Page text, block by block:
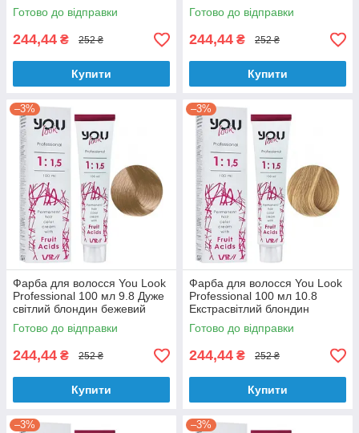
Готово до відправки
244,44 ₴ 252 ₴
Купити
Готово до відправки
244,44 ₴ 252 ₴
Купити
–3%
Фарба для волосся You Look
Professional 100 мл 9.8 Дуже
світлий блондин бежевий
Готово до відправки
244,44 ₴ 252 ₴
Купити
–3%
Фарба для волосся You Look
Professional 100 мл 10.8
Екстрасвітлий блондин
бежевий
Готово до відправки
244,44 ₴ 252 ₴
Купити
–3% –3%